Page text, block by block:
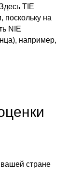
TIE
поскольку на
NIE
например,
стране